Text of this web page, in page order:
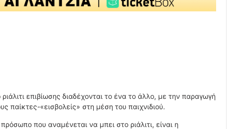
επιβίωσης διαδέχονται το ένα το άλλο, με την παραγωγή
παίκτες-«εισβολείς» στη μέση του παιχνιδιού.
που αναμένεται να μπει στο ριάλιτι, είναι η